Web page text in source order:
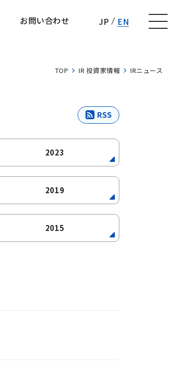
お問い合わせ
JP EN
TOP IR 投資家情報 IRニュース
2023
2019
2015